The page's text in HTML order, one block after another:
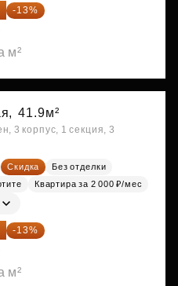
-13%
м²
41.9м²
3 корпус, 1 секция, 3
Скидка
Без отделки
Квартира за 2 000 ₽/мес
-13%
м²